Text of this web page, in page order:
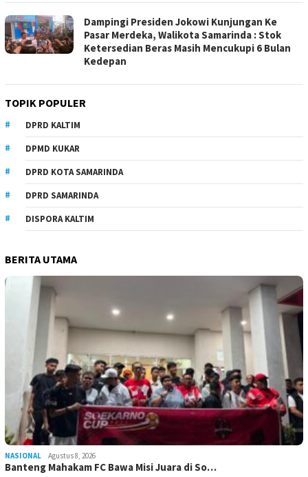
Dampingi Presiden Jokowi Kunjungan Ke
Pasar Merdeka, Walikota Samarinda : Stok
Ketersedian Beras Masih Mencukupi 6 Bulan
Kedepan
TOPIK POPULER
DPRD KALTIM
DPMD KUKAR
DPRD KOTA SAMARINDA
DPRD SAMARINDA
DISPORA KALTIM
BERITA UTAMA
NASIONAL Agustus 8, 2026
Banteng Mahakam FC Bawa Misi Juara di So…